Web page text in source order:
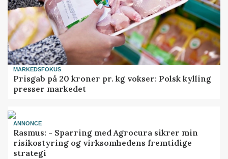
MARKEDSFOKUS
Prisgab på 20 kroner pr. kg vokser: Polsk kylling
presser markedet
ANNONCE
Rasmus: - Sparring med Agrocura sikrer min
risikostyring og virksomhedens fremtidige
strategi